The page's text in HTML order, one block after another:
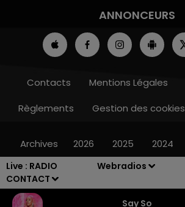
Live : RADIO
CONTACT
Webradios
Say So
ANNONCEURS
Contacts Mentions Légales
Règlements
Gestion des cookies
Archives 2026 2025 2024